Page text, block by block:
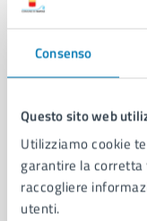
Consenso
Questo sito web
Utilizziamo cookie
garantire la
raccogliere
utenti.
Comune
AMMINISTRAZIONE
Aree amministrative
Organi di governo
Municipalità
Uffici